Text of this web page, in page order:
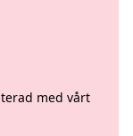
med vårt